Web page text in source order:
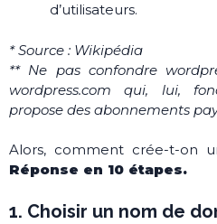
d’utilisateurs.
* Source : Wikipédia
** Ne pas confondre
wordpress.com qui, lui,
propose des abonnements
Alors, comment crée-t-on
Réponse en 10 étapes.
1. Choisir un nom de